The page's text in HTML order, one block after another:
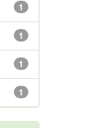
1
1
1
1